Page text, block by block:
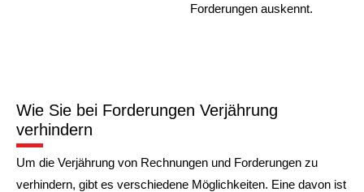
Forderungen auskennt.
Wie Sie bei Forderungen Verjährung
verhindern
Um die Verjährung von Rechnungen und Forderungen zu
verhindern, gibt es verschiedene Möglichkeiten. Eine davon ist